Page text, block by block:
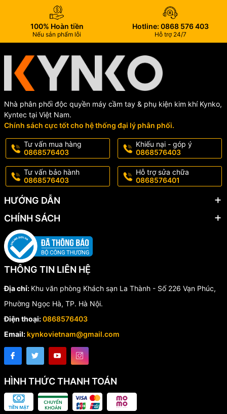
100% Hoàn tiền
Nếu sản phẩm lỗi
Hotline: 0868 576 403
Hỗ trợ 24/7
Nhà phân phối độc quyền máy cầm tay & phụ kiện kim khí Kynko,
Kyntec tại Việt Nam.
Chính sách cực tốt cho hệ thống đại lý phân phối.
Tư vấn mua hàng
0868576403
Khiếu nại - góp ý
0868576403
Tư vấn bảo hành
0868576403
Hỗ trợ sửa chữa
0868576401
HƯỚNG DẪN
CHÍNH SÁCH
THÔNG TIN LIÊN HỆ
Địa chỉ: Khu văn phòng Khách sạn La Thành - Số 226 Vạn Phúc,
Phường Ngọc Hà, TP. Hà Nội.
Điện thoại:0868576403
Email: kynkovietnam@gmail.com
HÌNH THỨC THANH TOÁN